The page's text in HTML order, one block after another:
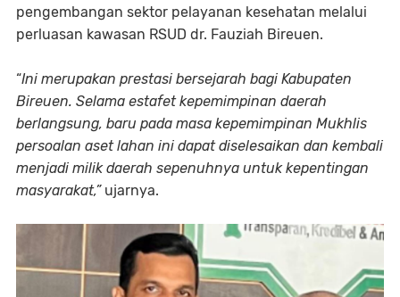
pengembangan sektor pelayanan kesehatan melalui
perluasan kawasan RSUD dr. Fauziah Bireuen.
“Ini merupakan prestasi bersejarah bagi Kabupaten
Bireuen. Selama estafet kepemimpinan daerah
berlangsung, baru pada masa kepemimpinan Mukhlis
persoalan aset lahan ini dapat diselesaikan dan kembali
menjadi milik daerah sepenuhnya untuk kepentingan
masyarakat,”ujarnya.